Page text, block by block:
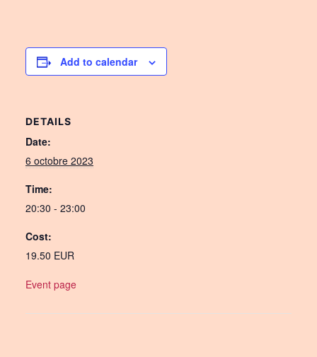
Add to calendar
DETAILS
Date:
6 octobre 2023
Time:
20:30 - 23:00
Cost:
19.50 EUR
Event page